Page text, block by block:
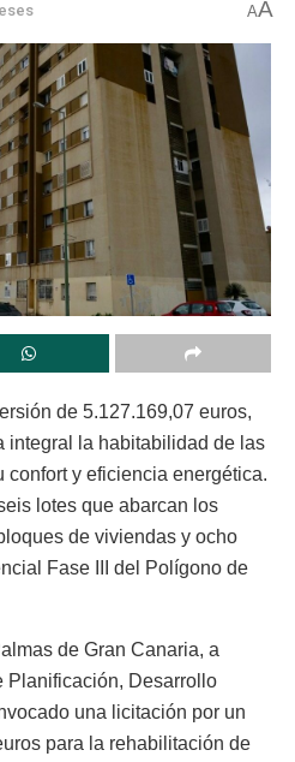
AA
de 5.127.169,07 euros,
integral la habitabilidad de las
confort y eficiencia energética.
lotes que abarcan los
de viviendas y ocho
Fase III del Polígono de
de Gran Canaria, a
Planificación, Desarrollo
una licitación por un
para la rehabilitación de